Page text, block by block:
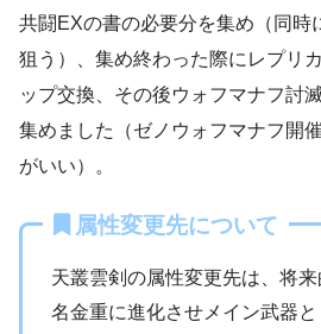
共闘EXの書の必要分を集め（同時
狙う）、集め終わった際にレプリ
ップ交換、その後ウォフマナフ討
集めました（ゼノウォフマナフ開
がいい）。
属性変更先について
天叢雲剣の属性変更先は、将
名金重に進化させメイン武器と